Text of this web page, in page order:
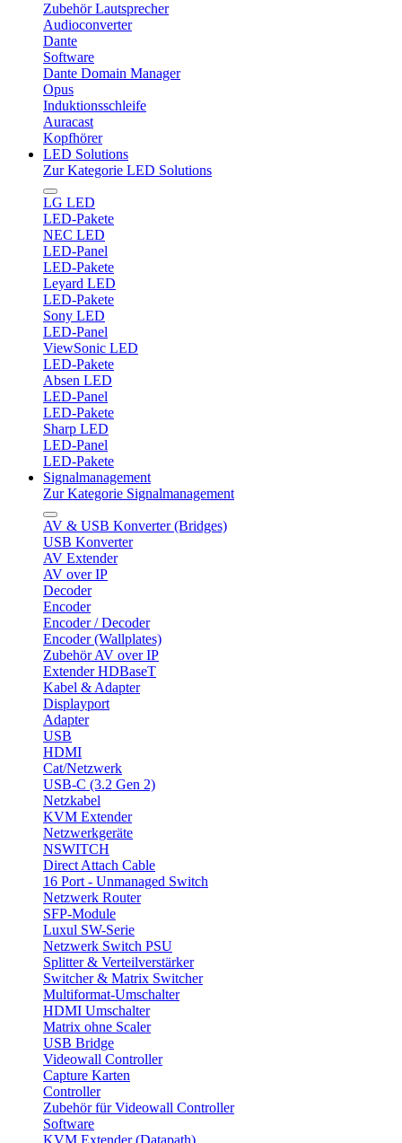
Zubehör Lautsprecher
Audioconverter
Dante
Software
Dante Domain Manager
Opus
Induktionsschleife
Auracast
Kopfhörer
LED Solutions
Zur Kategorie LED Solutions
LG LED
LED-Pakete
NEC LED
LED-Panel
LED-Pakete
Leyard LED
LED-Pakete
Sony LED
LED-Panel
ViewSonic LED
LED-Pakete
Absen LED
LED-Panel
LED-Pakete
Sharp LED
LED-Panel
LED-Pakete
Signalmanagement
Zur Kategorie Signalmanagement
AV & USB Konverter (Bridges)
USB Konverter
AV Extender
AV over IP
Decoder
Encoder
Encoder / Decoder
Encoder (Wallplates)
Zubehör AV over IP
Extender HDBaseT
Kabel & Adapter
Displayport
Adapter
USB
HDMI
Cat/Netzwerk
USB-C (3.2 Gen 2)
Netzkabel
KVM Extender
Netzwerkgeräte
NSWITCH
Direct Attach Cable
16 Port - Unmanaged Switch
Netzwerk Router
SFP-Module
Luxul SW-Serie
Netzwerk Switch PSU
Splitter & Verteilverstärker
Switcher & Matrix Switcher
Multiformat-Umschalter
HDMI Umschalter
Matrix ohne Scaler
USB Bridge
Videowall Controller
Capture Karten
Controller
Zubehör für Videowall Controller
Software
KVM Extender (Datapath)